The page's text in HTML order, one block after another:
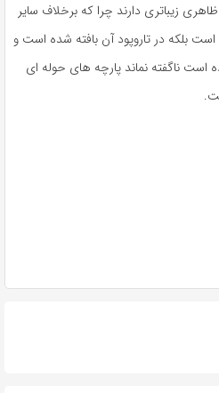
زیباتری دارند چرا که برخلاف سایر
بلکه در تاروپود آن بافته شده است و
است ناگفته نماند پارچه های حوله ای